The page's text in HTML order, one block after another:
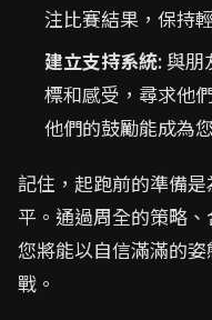
注比賽結果，保持
建立支持系統: 與朋
標和感受，尋求他
他們的鼓勵能成為
記住，起跑前的準備
平。通過周全的策略
您將能以自信滿滿的
戰。